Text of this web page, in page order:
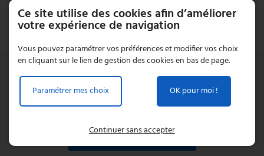
DEMANDER UN DEVIS
Prendre rendez-vous
Ce site utilise des cookies afin d’améliorer
votre expérience de navigation
Vous pouvez paramétrer vos préférences et modifier vos choix
en cliquant sur le lien de gestion des cookies en bas de page.
Paramétrer mes choix OK pour moi !
Continuer sans accepter